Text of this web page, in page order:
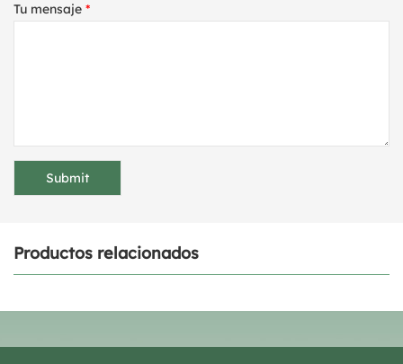
Tu mensaje *
Productos relacionados